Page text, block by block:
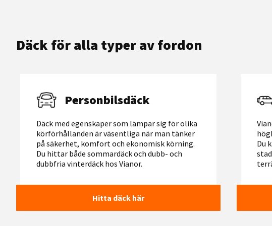
Däck för alla typer av fordon
Personbilsdäck
Däck med egenskaper som lämpar sig för olika
körförhållanden är väsentliga när man tänker
på säkerhet, komfort och ekonomisk körning.
Du hittar både sommardäck och dubb- och
dubbfria vinterdäck hos Vianor.
Hitta däck här
Du